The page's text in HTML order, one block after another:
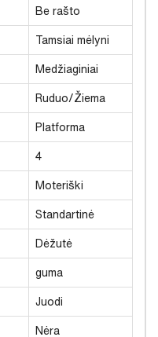
Be rašto
Tamsiai mėlyni
Medžiaginiai
Ruduo/Žiema
Platforma
4
Moteriški
Standartinė
Dėžutė
guma
Juodi
Nėra